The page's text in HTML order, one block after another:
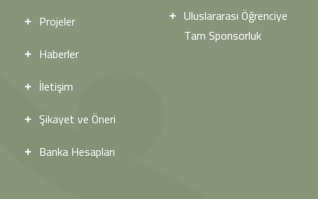
Projeler
Haberler
İletişim
Şikayet ve Öneri
Banka Hesapları
Uluslararası Öğrenciye
Tam Sponsorluk